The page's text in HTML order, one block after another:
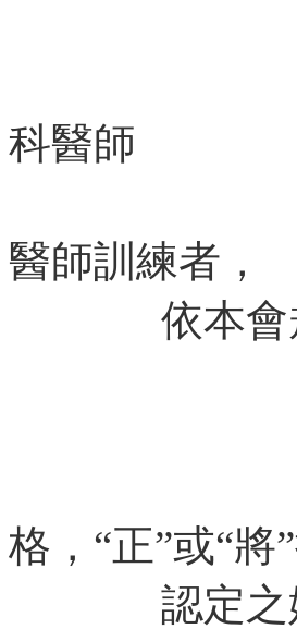
一、「
具備台灣
科醫師
資格，並
醫師訓練者，
依本會規
二、「
具備上
格，“正”或“將
認定之婦癌